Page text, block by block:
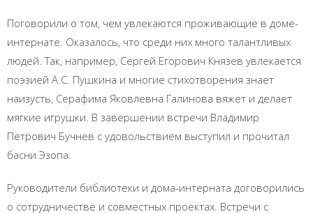
Поговорили о том, чем увлекаются проживающие в доме-
интернате. Оказалось, что среди них много талантливых
людей. Так, например, Сергей Егорович Князев увлекается
поэзией А.С. Пушкина и многие стихотворения знает
наизусть, Серафима Яковлевна Галинова вяжет и делает
мягкие игрушки. В завершении встречи Владимир
Петрович Бучнев с удовольствием выступил и прочитал
басни Эзопа.
Руководители библиотеки и дома-интерната договорились
о сотрудничестве и совместных проектах. Встречи с